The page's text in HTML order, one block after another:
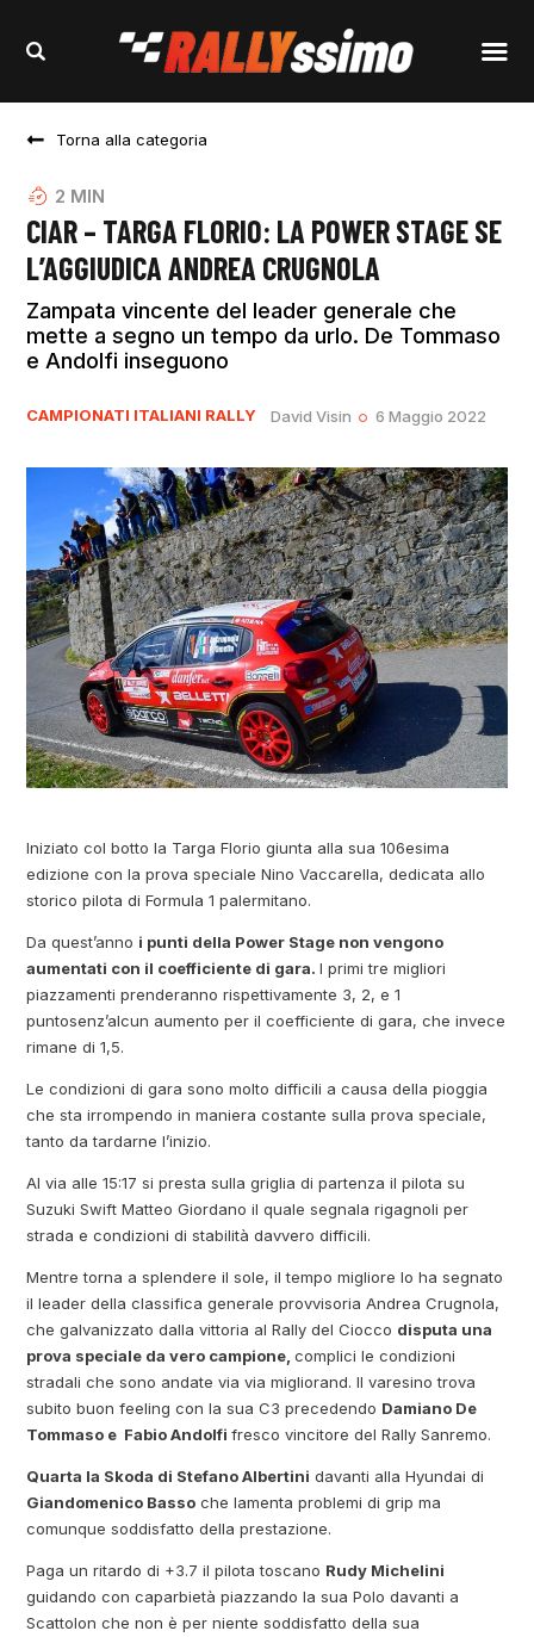
Torna alla categoria
2 MIN
CIAR – TARGA FLORIO: LA POWER STAGE SE
L’AGGIUDICA ANDREA CRUGNOLA
Zampata vincente del leader generale che
mette a segno un tempo da urlo. De Tommaso
e Andolfi inseguono
CAMPIONATI ITALIANI RALLY David Visin 6 Maggio 2022
Iniziato col botto la Targa Florio giunta alla sua 106esima
edizione con la prova speciale Nino Vaccarella, dedicata allo
storico pilota di Formula 1 palermitano.
Da quest’anno i punti della Power Stage non vengono
aumentati con il coefficiente di gara.I primi tre migliori
piazzamenti prenderanno rispettivamente 3, 2, e 1
puntosenz’alcun aumento per il coefficiente di gara, che invece
rimane di 1,5.
Le condizioni di gara sono molto difficili a causa della pioggia
che sta irrompendo in maniera costante sulla prova speciale,
tanto da tardarne l’inizio.
Al via alle 15:17 si presta sulla griglia di partenza il pilota su
Suzuki Swift Matteo Giordano il quale segnala rigagnoli per
strada e condizioni di stabilità davvero difficili.
Mentre torna a splendere il sole, il tempo migliore lo ha segnato
il leader della classifica generale provvisoria Andrea Crugnola,
che galvanizzato dalla vittoria al Rally del Ciocco disputa una
prova speciale da vero campione,complici le condizioni
stradali che sono andate via via migliorand. Il varesino trova
subito buon feeling con la sua C3 precedendo Damiano De
Tommaso e Fabio Andolfifresco vincitore del Rally Sanremo.
Quarta la Skoda di Stefano Albertini davanti alla Hyundai di
Giandomenico Basso che lamenta problemi di grip ma
comunque soddisfatto della prestazione.
Paga un ritardo di +3.7 il pilota toscano Rudy Michelini
guidando con caparbietà piazzando la sua Polo davanti a
Scattolon che non è per niente soddisfatto della sua